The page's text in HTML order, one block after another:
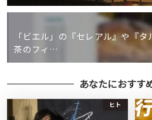
「ビエル」の『セレアル』や『
茶のフィ…
あなたにおすす
ヒト